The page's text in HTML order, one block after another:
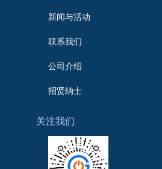
新闻与活动
联系我们
公司介绍
招贤纳士
关注我们